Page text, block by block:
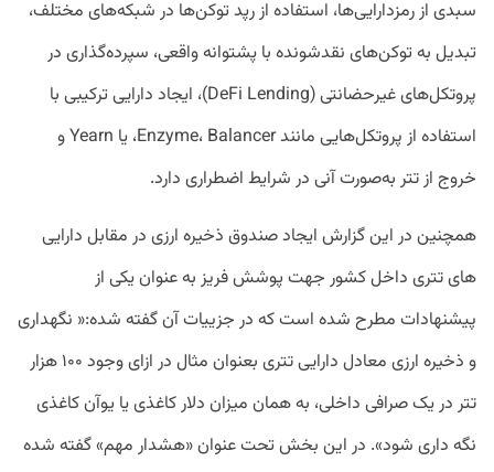
سبدی از رمزدارایی‌ها، استفاده از رپد توکن‌ها در شبکه‌های مختلف،
تبدیل به توکن‌های نقدشونده با پشتوانه واقعی، سپرده‌گذاری در
پروتکل‌های غیرحضانتی (DeFi Lending)، ایجاد دارایی ترکیبی با
استفاده از پروتکل‌هایی مانند Enzyme، Balancer، یا Yearn و
خروج از تتر به‌صورت آنی در شرایط اضطراری دارد.
همچنین در این گزارش ایجاد صندوق ذخیره ارزی در مقابل دارایی
های تتری داخل کشور جهت پوشش فریز به عنوان یکی از
پیشنهادات مطرح شده است که در جزییات آن گفته شده:« نگهداری
و ذخیره ارزی معادل دارایی تتری بعنوان مثال در ازای وجود ۱۰۰ هزار
تتر در یک صرافی داخلی، به همان میزان دلار کاغذی یا یوآن کاغذی
نگه داری شود». در این بخش تحت عنوان «هشدار مهم» گفته شده